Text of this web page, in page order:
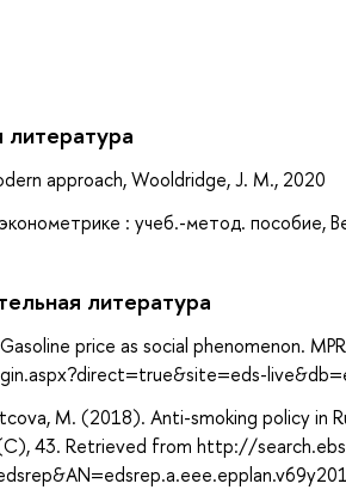
approach, Wooldridge, J. M., 2020
: учеб.-метод. пособие,
литература
price as social phenomenon.
M. (2018). Anti-smoking policy in
(C), 43. Retrieved from http://